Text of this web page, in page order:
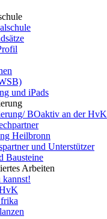
und iPads
BOaktiv an der HvK
Heilbronn
und Unterstützer
Bausteine
Arbeiten
kannst!